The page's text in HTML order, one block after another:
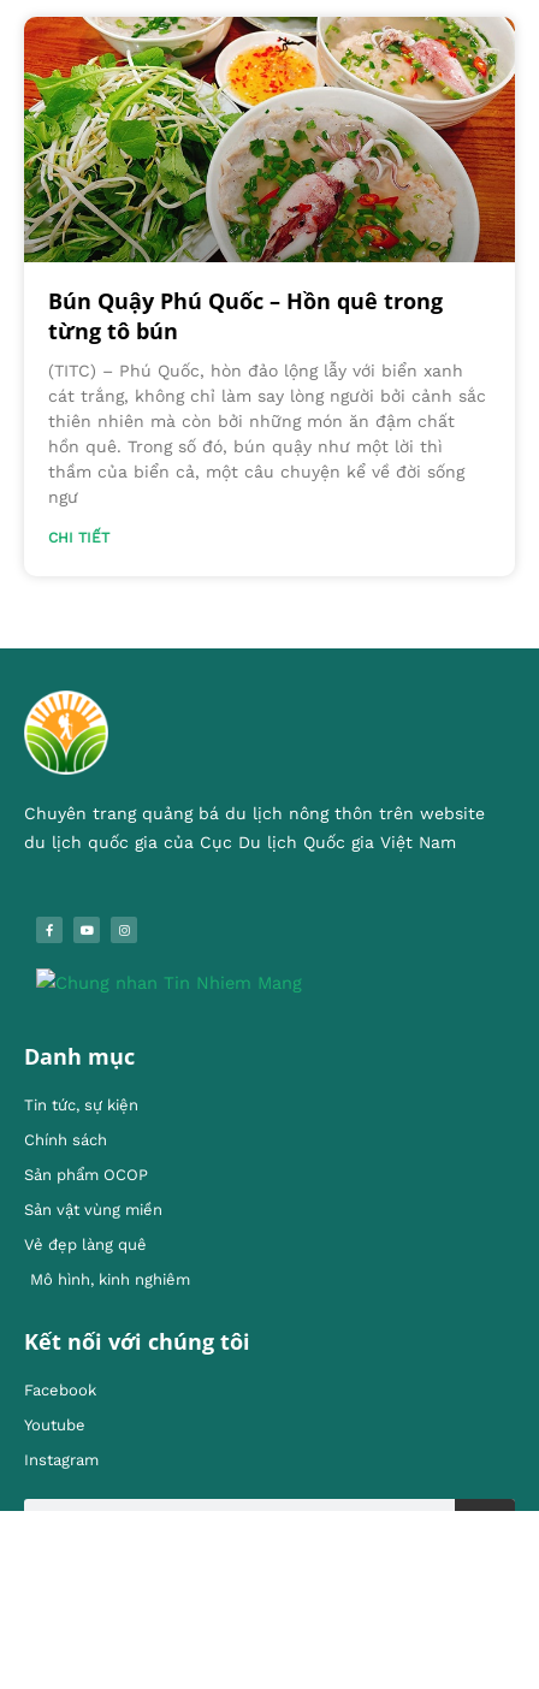
Bún Quậy Phú Quốc – Hồn quê trong
từng tô bún
(TITC) – Phú Quốc, hòn đảo lộng lẫy với biển xanh
cát trắng, không chỉ làm say lòng người bởi cảnh sắc
thiên nhiên mà còn bởi những món ăn đậm chất
hồn quê. Trong số đó, bún quậy như một lời thì
thầm của biển cả, một câu chuyện kể về đời sống
ngư
CHI TIẾT
Chuyên trang quảng bá du lịch nông thôn trên website
du lịch quốc gia của Cục Du lịch Quốc gia Việt Nam
Danh mục
Tin tức, sự kiện
Chính sách
Sản phẩm OCOP
Sản vật vùng miền
Vẻ đẹp làng quê
Mô hình, kinh nghiêm
Kết nối với chúng tôi
Facebook
Youtube
Instagram